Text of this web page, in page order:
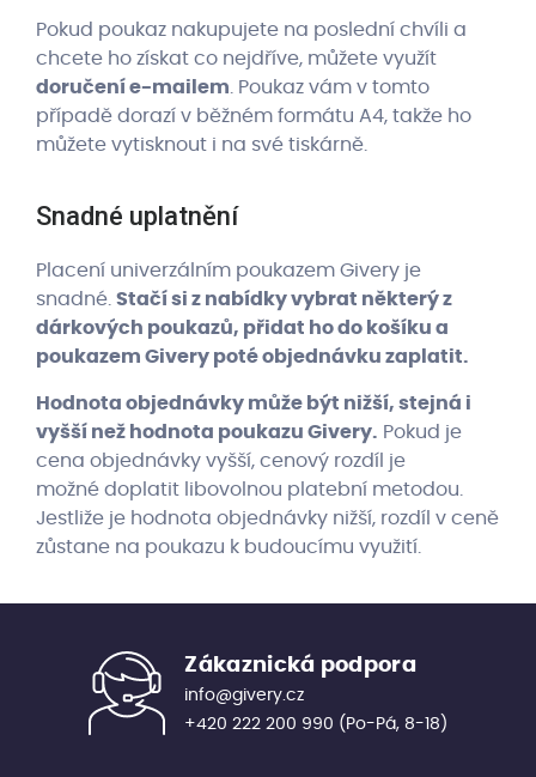
Pokud poukaz nakupujete na poslední chvíli a
chcete ho získat co nejdříve, můžete využít
doručení e-mailem. Poukaz vám v tomto
případě dorazí v běžném formátu A4, takže ho
můžete vytisknout i na své tiskárně.
Snadné uplatnění
Placení univerzálním poukazem Givery je
snadné. Stačí si z nabídky vybrat některý z
dárkových poukazů, přidat ho do košíku a
poukazem Givery poté objednávku zaplatit.
Hodnota objednávky může být nižší, stejná i
vyšší než hodnota poukazu Givery. Pokud je
cena objednávky vyšší, cenový rozdíl je
možné doplatit libovolnou platební metodou.
Jestliže je hodnota objednávky nižší, rozdíl v ceně
zůstane na poukazu k budoucímu využití.
Zákaznická podpora
info@givery.cz
+420 222 200 990 (Po-Pá, 8-18)